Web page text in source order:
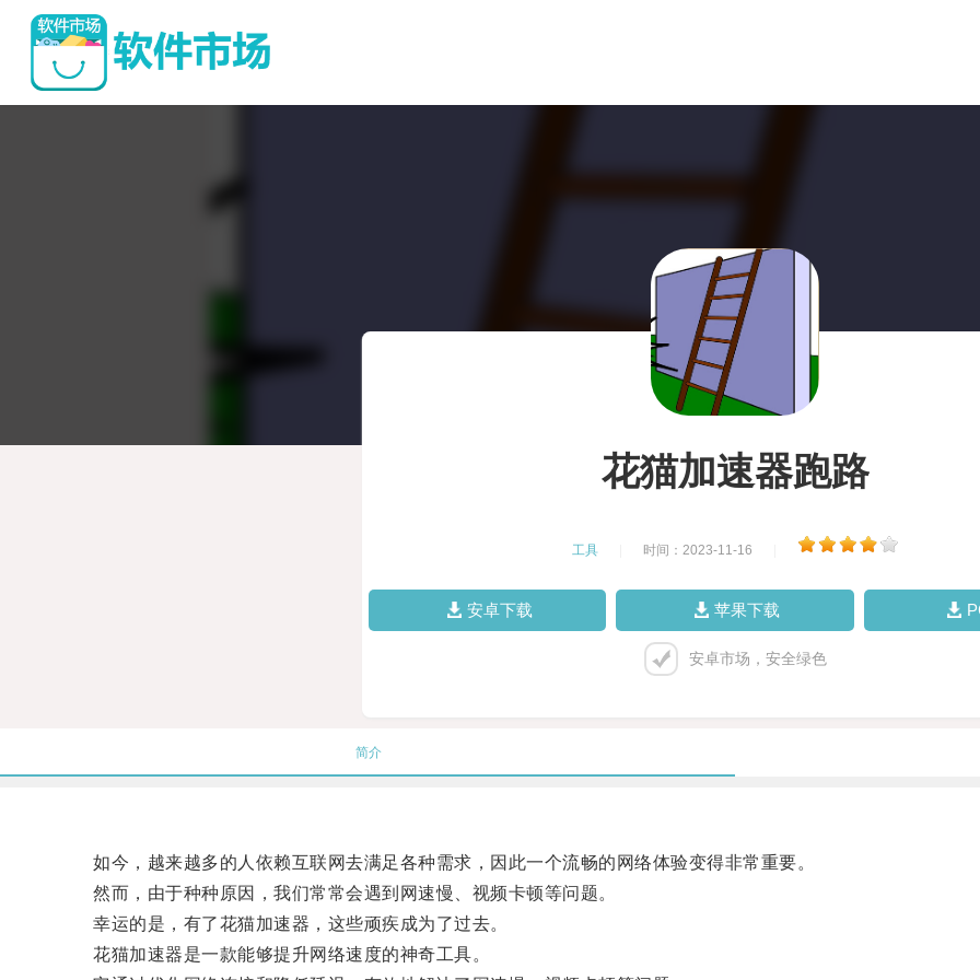
花猫加速器跑路
工具 时间：2023-11-16
安卓下载 苹果下载
安卓市场，安全绿色
简介
如今，越来越多的人依赖互联网去满足各种需求，因此一个流畅的网络体验变得非常重要。
然而，由于种种原因，我们常常会遇到网速慢、视频卡顿等问题。
幸运的是，有了花猫加速器，这些顽疾成为了过去。
花猫加速器是一款能够提升网络速度的神奇工具。